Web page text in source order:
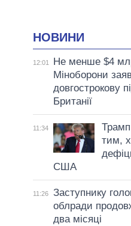
НОВИНИ
12:01
Не менше $4
Міноборони
довгострокову
Британії
11:34
тим,
США
11:26
Заступнику
облради
два місяці